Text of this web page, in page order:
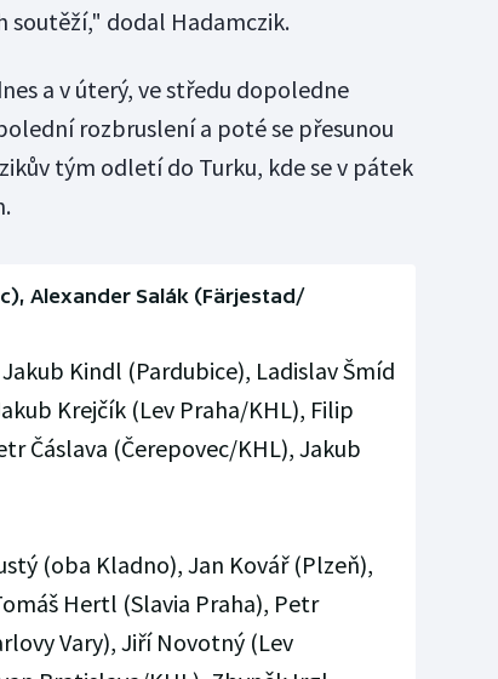
soutěží," dodal Hadamczik.
a v úterý, ve středu dopoledne
rozbruslení a poté se přesunou
tým odletí do Turku, kde se v pátek
Alexander Salák (Färjestad/
Kindl (Pardubice), Ladislav Šmíd
Krejčík (Lev Praha/KHL), Filip
Čáslava (Čerepovec/KHL), Jakub
(oba Kladno), Jan Kovář (Plzeň),
Hertl (Slavia Praha), Petr
Vary), Jiří Novotný (Lev